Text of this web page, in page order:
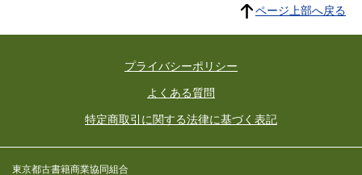
ページ上部へ戻る
プライバシーポリシー
よくある質問
特定商取引に関する法律に基づく表記
東京都古書籍商業協同組合